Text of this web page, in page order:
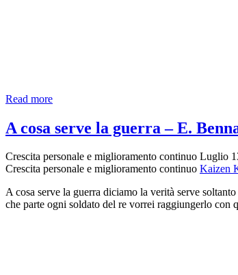
Read moreIn
l’amico
–
David
Turoldo
A cosa serve la guerra – E.
Crescita personale e miglioramento continuo Luglio
Crescita personale e miglioramento continuo Kaizen
A cosa serve la guerra diciamo la verità serve
che parte ogni soldato del re vorrei raggiungerlo con